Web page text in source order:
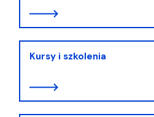
Kursy i szkolenia